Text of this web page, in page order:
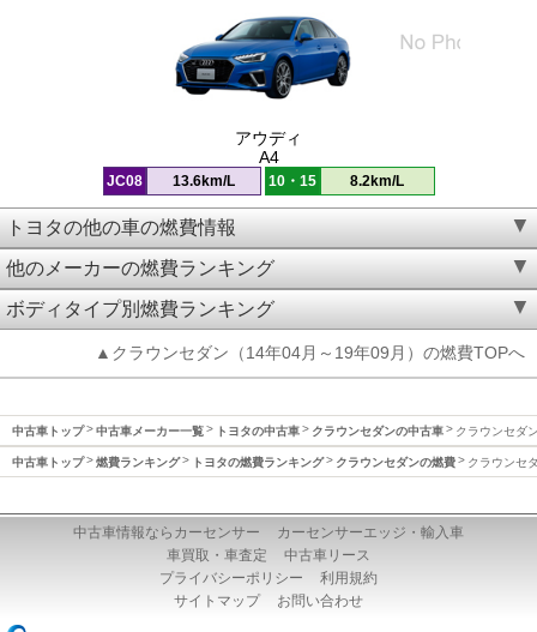
アウディ
A4
JC08 13.6km/L 10・15 8.2km/L
トヨタの他の車の燃費情報
他のメーカーの燃費ランキング
ボディタイプ別燃費ランキング
▲クラウンセダン（14年04月～19年09月）の燃費TOPへ
中古車トップ 中古車メーカー一覧 トヨタの中古車 クラウンセダンの中古車 クラウンセダ
中古車トップ 燃費ランキング トヨタの燃費ランキング クラウンセダンの燃費 クラウンセ
中古車情報ならカーセンサー
カーセンサーエッジ・輸入車
車買取・車査定
中古車リース
プライバシーポリシー
利用規約
サイトマップ
お問い合わせ